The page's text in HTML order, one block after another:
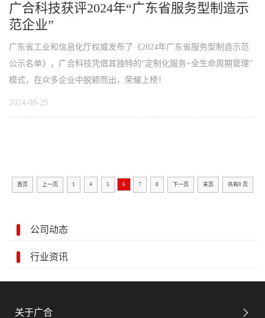
广合科技获评2024年“广东省服务型制造示
范企业”
广东省工业和信息化厅权威发布了《2024年广东省服务型制造示范
公示名单》，广合科技凭借其独特的“定制化服务+全生命周期管理”
模式，在众多企业中脱颖而出，荣耀上榜！
2024-08-29
首页 上一页 1 4 5 6 7 8 下一页 末页 共有8 页
公司动态
行业资讯
关于广合